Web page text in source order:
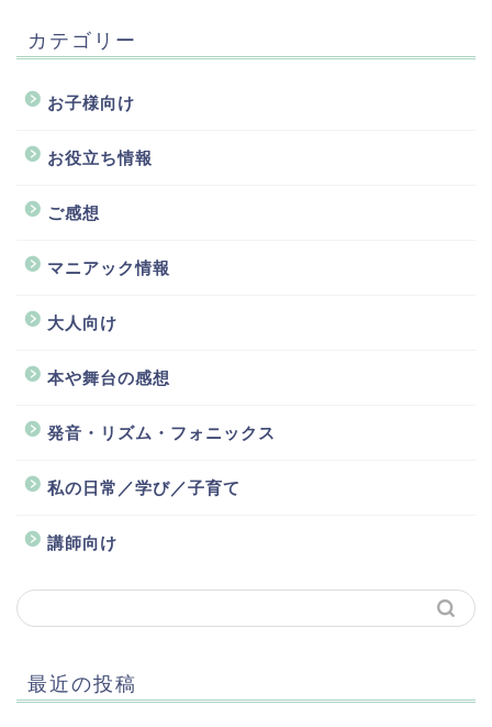
カテゴリー
お子様向け
お役立ち情報
ご感想
マニアック情報
大人向け
本や舞台の感想
発音・リズム・フォニックス
私の日常／学び／子育て
講師向け
最近の投稿